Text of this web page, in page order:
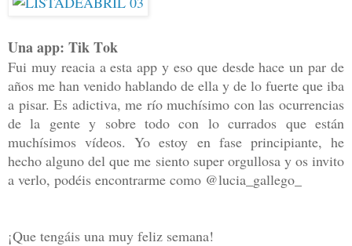
Una app: Tik Tok
Fui muy reacia a esta app y eso que desde hace un par de
años me han venido hablando de ella y de lo fuerte que iba
a pisar. Es adictiva, me río muchísimo con las ocurrencias
de la gente y sobre todo con lo currados que están
muchísimos vídeos. Yo estoy en fase principiante, he
hecho alguno del que me siento super orgullosa y os invito
a verlo, podéis encontrarme como @lucia_gallego_
¡Que tengáis una muy feliz semana!